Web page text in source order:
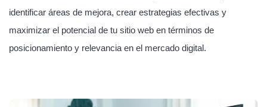
identificar áreas de mejora, crear estrategias efectivas y
maximizar el potencial de tu sitio web en términos de
posicionamiento y relevancia en el mercado digital.